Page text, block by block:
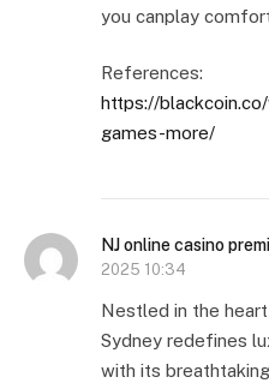
you canplay
References:
https://
games-more/
NJ online casino
2025 10:34
Nestled in the
Sydney redefines
with its